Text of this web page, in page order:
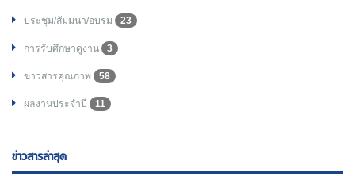
ประชุม/สัมมนา/อบรม 23
การรับศึกษาดูงาน 3
ข่าวสารคุณภาพ 58
ผลงานประจำปี 11
ข่าวสารล่าสุด